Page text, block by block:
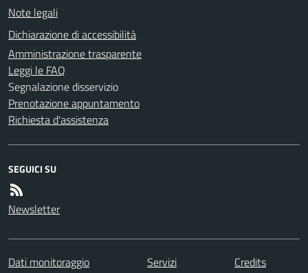
Note legali
Dichiarazione di accessibilità
Amministrazione trasparente
Leggi le FAQ
Segnalazione disservizio
Prenotazione appuntamento
Richiesta d'assistenza
SEGUICI SU
Newsletter
Dati monitoraggio Servizi
Credits